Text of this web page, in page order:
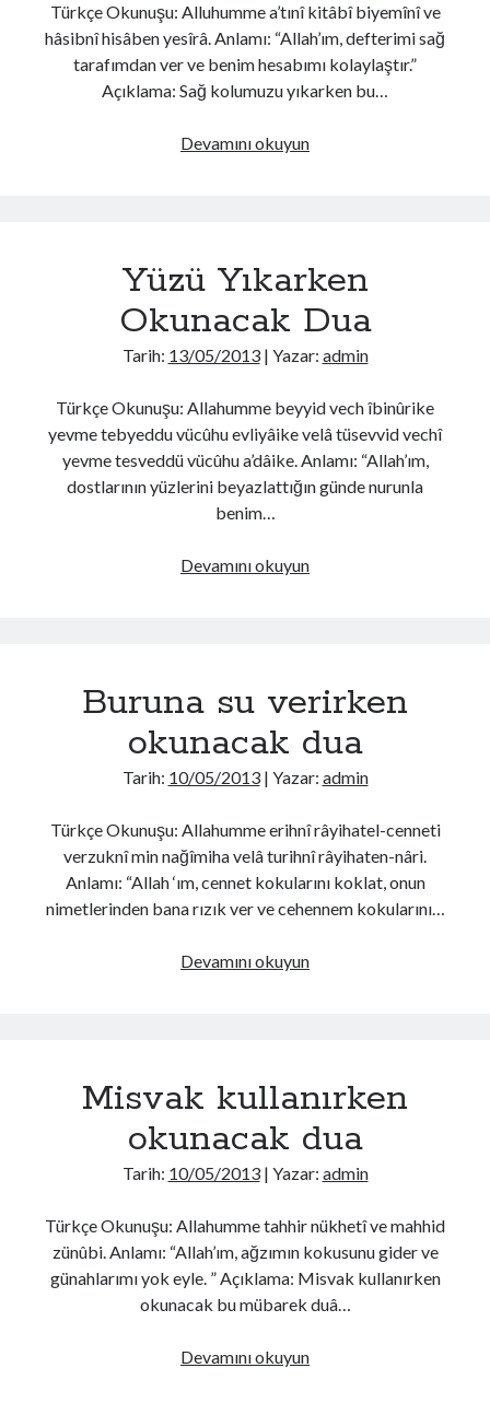
Türkçe Okunuşu: Alluhumme a’tınî kitâbî biyemînî ve
hâsibnî hisâben yesîrâ. Anlamı: “Allah’ım, defterimi sağ
tarafımdan ver ve benim hesabımı kolaylaştır.”
Açıklama: Sağ kolumuzu yıkarken bu…
Devamını okuyunSağ
Yüzü Yıkarken
Okunacak Dua
Tarih: 13/05/2013| Yazar: admin
Türkçe Okunuşu: Allahumme beyyid vech îbinûrike
yevme tebyeddu vücûhu evliyâike velâ tüsevvid vechî
yevme tesveddü vücûhu a’dâike. Anlamı: “Allah’ım,
dostlarının yüzlerini beyazlattığın günde nurunla
benim…
Devamını okuyunYüzü
Buruna su verirken
okunacak dua
Tarih: 10/05/2013| Yazar: admin
Türkçe Okunuşu: Allahumme erihnî râyihatel-cenneti
verzuknî min nağîmiha velâ turihnî râyihaten-nâri.
Anlamı: “Allah ‘ım, cennet kokularını koklat, onun
nimetlerinden bana rızık ver ve cehennem kokularını…
Devamını okuyunBuruna
Misvak kullanırken
okunacak dua
Tarih: 10/05/2013| Yazar: admin
Türkçe Okunuşu: Allahumme tahhir nükhetî ve mahhid
zünûbi. Anlamı: “Allah’ım, ağzımın kokusunu gider ve
günahlarımı yok eyle. ” Açıklama: Misvak kullanırken
okunacak bu mübarek duâ…
Devamını okuyunMisvak